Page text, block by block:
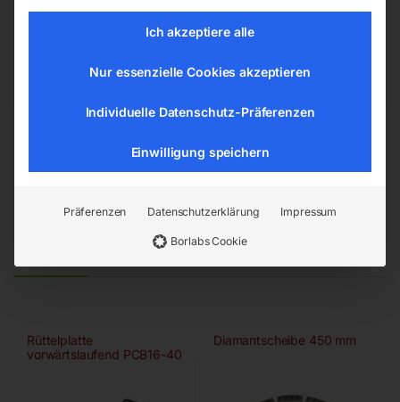
4911 Ried/Tumeltsham
office@elmag.at
Österreich
Ähnliche Produkte
Rüttelplatte
vorwärtslaufend PCB16-40
Diamantscheibe 450 mm
Ich akzeptiere alle
Nur essenzielle Cookies akzeptieren
Individuelle Datenschutz-Präferenzen
Einwilligung speichern
Präferenzen Datenschutzerklärung Impressum
Borlabs Cookie